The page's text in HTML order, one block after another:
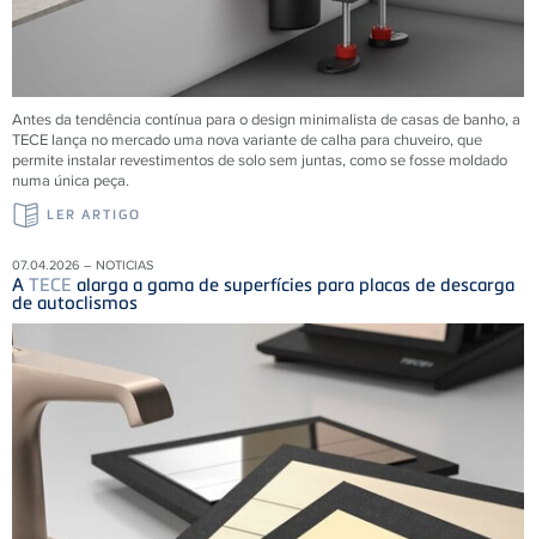
Antes da tendência contínua para o design minimalista de casas de banho, a
TECE lança no mercado uma nova variante de calha para chuveiro, que
permite instalar revestimentos de solo sem juntas, como se fosse moldado
numa única peça.
LER ARTIGO
07.04.2026 – NOTICIAS
A TECE alarga a gama de superfícies para placas de descarga
de autoclismos